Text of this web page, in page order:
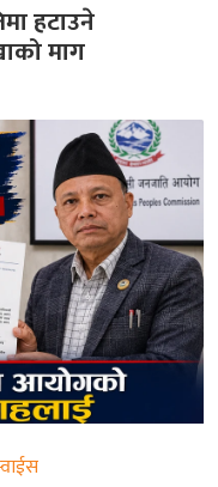
हटाउने
माग